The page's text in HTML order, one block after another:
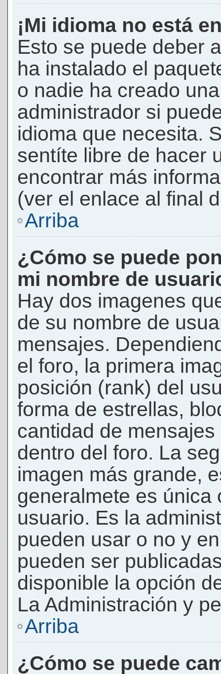
¡Mi idioma no está
Esto se puede deber
ha instalado el
o nadie ha creado
administrador si
idioma que necesita.
sentíte libre de hacer
encontrar más
(ver el enlace al final
Arriba
¿Cómo se puede
mi nombre de
Hay dos imagenes
de su nombre de
mensajes.
el foro, la primera
posición (rank) del
forma de estrellas,
cantidad de
dentro del foro. La
imagen más grande,
generalmete es única
usuario. Es la
pueden usar o no y
pueden ser
disponible la opción
La Administración y
Arriba
¿Cómo se puede